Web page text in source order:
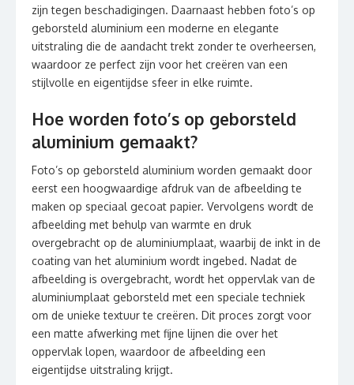
zijn tegen beschadigingen. Daarnaast hebben foto’s op
geborsteld aluminium een moderne en elegante
uitstraling die de aandacht trekt zonder te overheersen,
waardoor ze perfect zijn voor het creëren van een
stijlvolle en eigentijdse sfeer in elke ruimte.
Hoe worden foto’s op geborsteld
aluminium gemaakt?
Foto’s op geborsteld aluminium worden gemaakt door
eerst een hoogwaardige afdruk van de afbeelding te
maken op speciaal gecoat papier. Vervolgens wordt de
afbeelding met behulp van warmte en druk
overgebracht op de aluminiumplaat, waarbij de inkt in de
coating van het aluminium wordt ingebed. Nadat de
afbeelding is overgebracht, wordt het oppervlak van de
aluminiumplaat geborsteld met een speciale techniek
om de unieke textuur te creëren. Dit proces zorgt voor
een matte afwerking met fijne lijnen die over het
oppervlak lopen, waardoor de afbeelding een
eigentijdse uitstraling krijgt.